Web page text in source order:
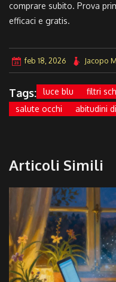
comprare subito. Prova
efficaci e gratis.
feb 18, 2026 Jacopo
Tags: luce blu filtri
salute occhi
abitudini
Articoli Simili